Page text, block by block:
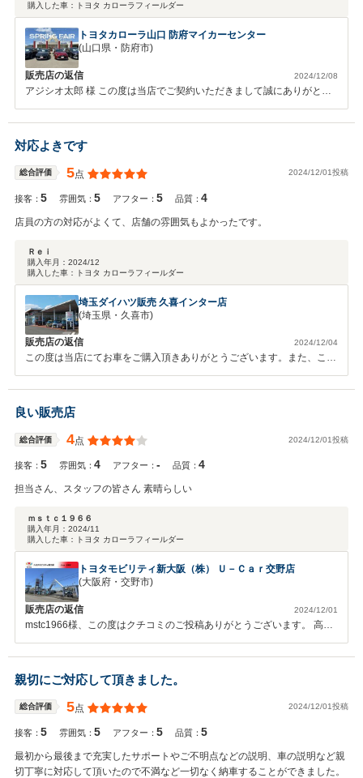
購入した車：
トヨタ カローラフィールダー
トヨタカローラ山口 防府マイカーセンター
(山口県・防府市)
販売店の返信 2024/12/08
アジシオ太郎 様 この度は当店でご契約いただきまして誠にありがとう
から感謝しております！！ご納車までに少しお時間をいただきますが、
何かご不明な点等ございましたらお気軽にご連絡ください！今後とも末
永いお付き合いのほどよろしくお願いいたします。
対応よきです
総合評価 5点 2024/12/01投稿
接客：5 雰囲気：5 アフター：5 品質：4
店員の方の対応がよくて、店舗の雰囲気もよかったです。
Ｒｅｉ
購入年月： 2024/12
購入した車：
トヨタ カローラフィールダー
埼玉ダイハツ販売 久喜インター店
(埼玉県・久喜市)
販売店の返信 2024/12/04
この度は当店にてお車をご購入頂きありがとうございます。また、この
ような高評価を頂き嬉しく思います。 何かご質問等があればお気軽に
お問い合わせください。これからも末永くお付き合いの程、宜しくお願
い致します。
良い販売店
総合評価 4点 2024/12/01投稿
接客：5 雰囲気：4 アフター：- 品質：4
担当さん、スタッフの皆さん 素晴らしい
ｍｓｔｃ１９６６
購入年月： 2024/11
購入した車：
トヨタ カローラフィールダー
トヨタモビリティ新大阪（株） Ｕ－Ｃａｒ交野店
(大阪府・交野市)
販売店の返信 2024/12/01
mstc1966様、この度はクチコミのご投稿ありがとうございます。 高評
だき私共も嬉しい限りです。 納車後のアフターフォローもしっかりサ
ポートさせていただきますので 今後とも末永いお付き合いをよろしく
お願いいたします。
親切にご対応して頂きました。
総合評価 5点 2024/12/01投稿
接客：5 雰囲気：5 アフター：5 品質：5
最初から最後まで充実したサポートやご不明点などの説明、車の説明など親
切丁寧に対応して頂いたので不満など一切なく納車することができました。